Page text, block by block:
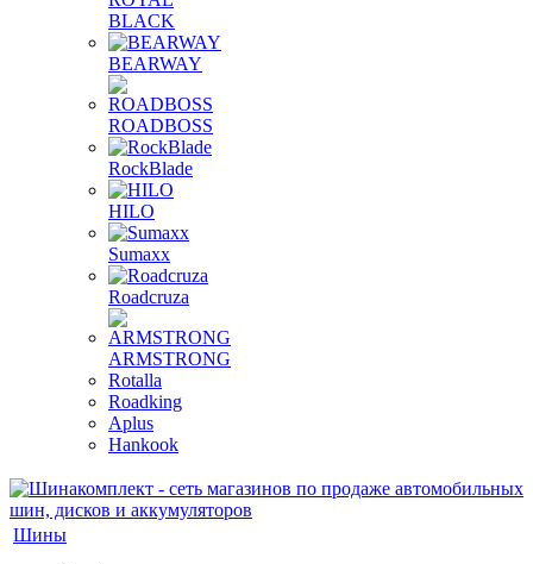
BLACK
BEARWAY
ROADBOSS
RockBlade
HILO
Sumaxx
Roadcruza
ARMSTRONG
Rotalla
Roadking
Aplus
Hankook
Шины